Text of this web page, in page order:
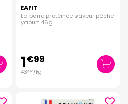
EAFIT
La barre protéinée saveur pêche
yaourt 46g
1€99
43€26/kg